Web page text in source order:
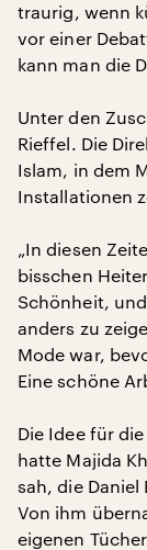
traurig, wenn
vor einer
kann man die
Unter den
Rieffel. Die
Islam, in dem
Installationen
„In diesen
bisschen
Schönheit,
anders zu
Mode war,
Eine schöne
Die Idee für
hatte Majida
sah, die
Von ihm
eigenen